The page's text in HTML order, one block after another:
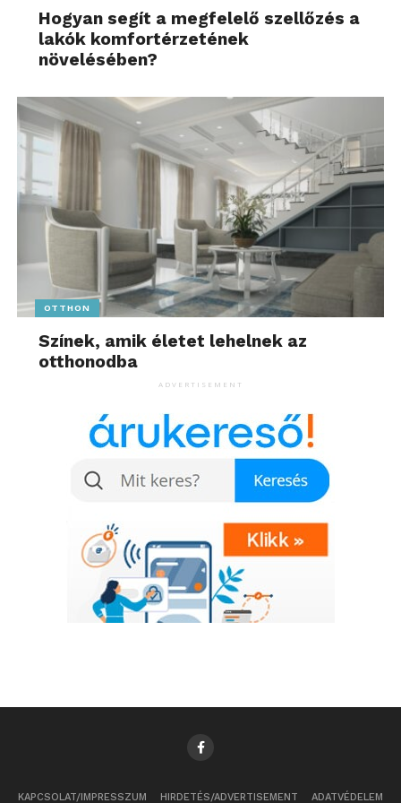
Hogyan segít a megfelelő szellőzés a
lakók komfortérzetének
növelésében?
OTTHON
Színek, amik életet lehelnek az
otthonodba
ADVERTISEMENT
KAPCSOLAT/IMPRESSZUM HIRDETÉS/ADVERTISEMENT ADATVÉDELEM